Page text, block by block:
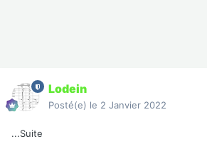
Lodein
Posté(e) le 2 Janvier 2022
...Suite